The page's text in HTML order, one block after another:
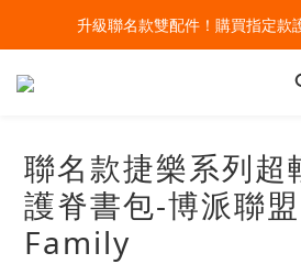
🔥今夏最夯 Pokémon 寶可夢書包現貨
升級聯名款雙配件！購買指定款
聯名款捷樂系列超
護脊書包-博派聯
Family